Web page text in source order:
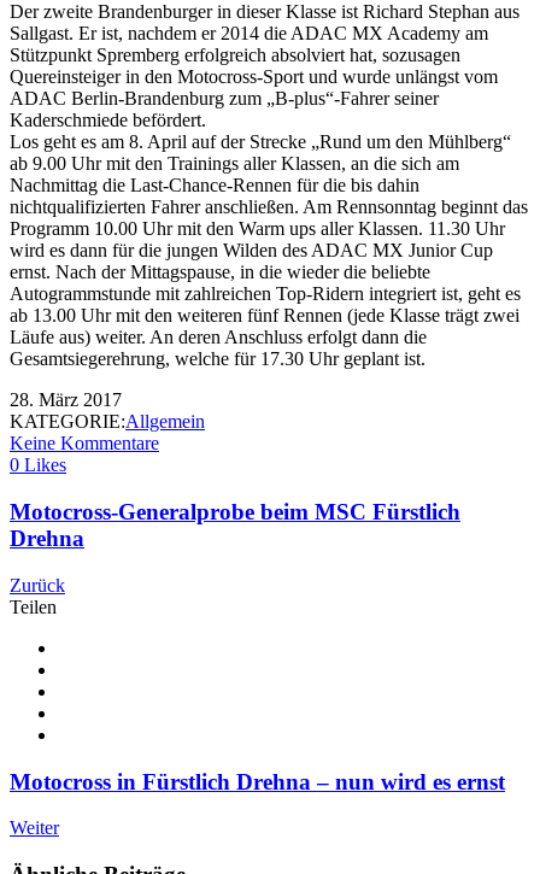
Der zweite Brandenburger in dieser Klasse ist Richard Stephan aus
Sallgast. Er ist, nachdem er 2014 die ADAC MX Academy am
Stützpunkt Spremberg erfolgreich absolviert hat, sozusagen
Quereinsteiger in den Motocross-Sport und wurde unlängst vom
ADAC Berlin-Brandenburg zum „B-plus“-Fahrer seiner
Kaderschmiede befördert.
Los geht es am 8. April auf der Strecke „Rund um den Mühlberg“
ab 9.00 Uhr mit den Trainings aller Klassen, an die sich am
Nachmittag die Last-Chance-Rennen für die bis dahin
nichtqualifizierten Fahrer anschließen. Am Rennsonntag beginnt das
Programm 10.00 Uhr mit den Warm ups aller Klassen. 11.30 Uhr
wird es dann für die jungen Wilden des ADAC MX Junior Cup
ernst. Nach der Mittagspause, in die wieder die beliebte
Autogrammstunde mit zahlreichen Top-Ridern integriert ist, geht es
ab 13.00 Uhr mit den weiteren fünf Rennen (jede Klasse trägt zwei
Läufe aus) weiter. An deren Anschluss erfolgt dann die
Gesamtsiegerehrung, welche für 17.30 Uhr geplant ist.
28. März 2017
KATEGORIE:Allgemein
Keine Kommentare
0 Likes
Motocross-Generalprobe beim MSC Fürstlich
Drehna
Zurück
Teilen
Motocross in Fürstlich Drehna – nun wird es ernst
Weiter